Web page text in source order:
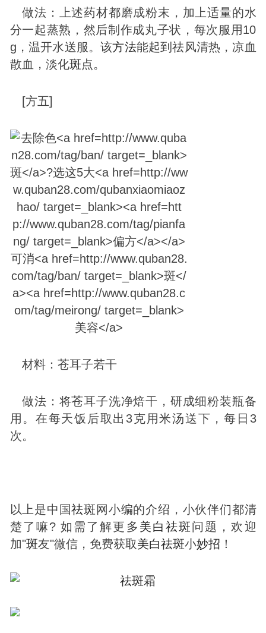
做法：上述药材都磨成粉末，加上适量的水
分一起蒸熟，然后制作成丸子状，每次服用10
g，温开水送服。该方法能起到祛风清热，凉血
散血，淡化斑点。
[方五]
材料：苍耳子若干
做法：将苍耳子洗净焙干，研成细粉装瓶备
用。在每天饭后取出3克用米汤送下，每日3
次。
以上是中国祛斑 网小编的介绍，小伙伴们都清
楚了嘛? 如需了解更多 美白 祛斑问题，欢迎
加"斑友"微信，免费获取美白祛斑小妙招 ！